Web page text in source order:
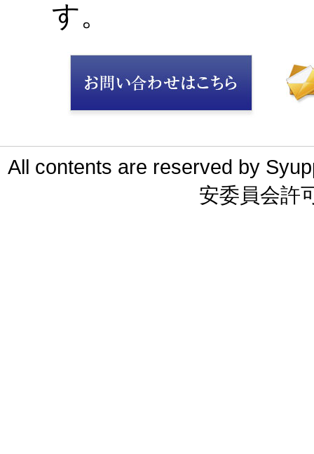
す。
All contents are reserved by
安委員会許